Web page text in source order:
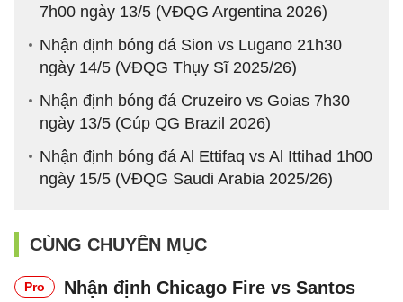
7h00 ngày 13/5 (VĐQG Argentina 2026)
Nhận định bóng đá Sion vs Lugano 21h30
ngày 14/5 (VĐQG Thụy Sĩ 2025/26)
Nhận định bóng đá Cruzeiro vs Goias 7h30
ngày 13/5 (Cúp QG Brazil 2026)
Nhận định bóng đá Al Ettifaq vs Al Ittihad 1h00
ngày 15/5 (VĐQG Saudi Arabia 2025/26)
CÙNG CHUYÊN MỤC
Pro
Nhận định Chicago Fire vs Santos